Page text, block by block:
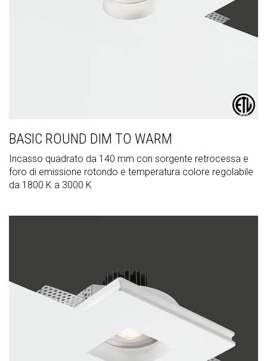
BASIC ROUND DIM TO WARM
Incasso quadrato da 140 mm con sorgente retrocessa e
foro di emissione rotondo e temperatura colore regolabile
da 1800 K a 3000 K